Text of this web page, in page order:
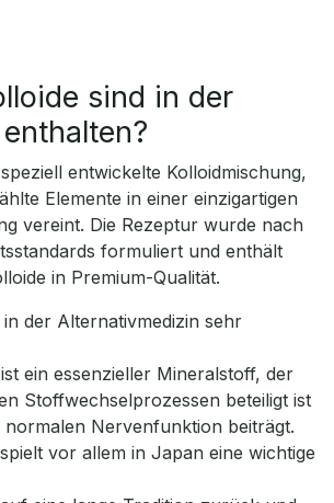
sind in der
entwickelte Kolloidmischung,
Elemente in einer einzigartigen
vereint. Die Rezeptur wurde nach
formuliert und enthält
in Premium-Qualität.
der Alternativmedizin sehr
ist ein essenzieller Mineralstoff, der
Stoffwechselprozessen beteiligt ist
normalen Nervenfunktion beiträgt.
spielt vor allem in Japan eine wichtige